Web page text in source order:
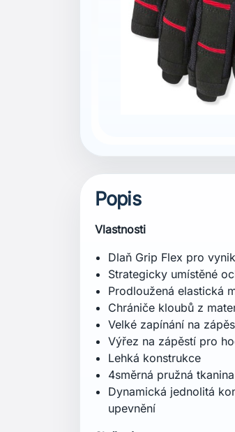
Popis
Vlastnosti
Dlaň Grip Flex pro
Strategicky umístěné
Prodloužená elastická
Chrániče kloubů z
Velké zapínání na
Výřez na zápěstí pro
Lehká konstrukce
4směrná pružná
Dynamická jednolitá
upevnění